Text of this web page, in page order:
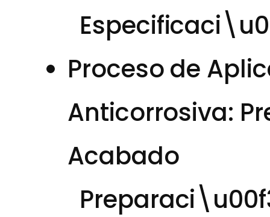
Proceso de
Anticorrosiva:
Acabado